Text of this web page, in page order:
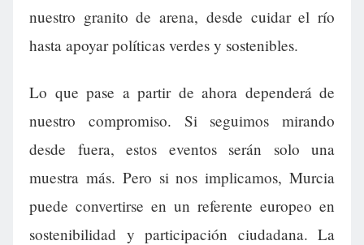
nuestro granito de arena, desde cuidar el río
hasta apoyar políticas verdes y sostenibles.
Lo que pase a partir de ahora dependerá de
nuestro compromiso. Si seguimos mirando
desde fuera, estos eventos serán solo una
muestra más. Pero si nos implicamos, Murcia
puede convertirse en un referente europeo en
sostenibilidad y participación ciudadana. La